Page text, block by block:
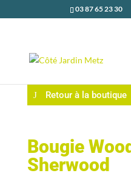
03 87 65 23 30
Retour à la boutique
Bougie
Sherwood